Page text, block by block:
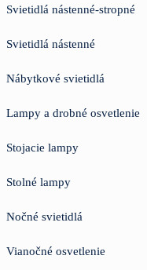
Svietidlá nástenné-stropné
Svietidlá nástenné
Nábytkové svietidlá
Lampy a drobné osvetlenie
Stojacie lampy
Stolné lampy
Nočné svietidlá
Vianočné osvetlenie